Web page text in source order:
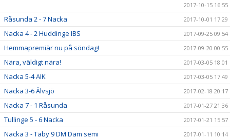
2017-10-15 16:55
Råsunda 2 - 7 Nacka 2017-10-01 17:29
Nacka 4 - 2 Huddinge IBS 2017-09-25 09:54
Hemmapremiär nu på söndag! 2017-09-20 00:55
Nära, väldigt nära! 2017-03-05 18:01
Nacka 5-4 AIK 2017-03-05 17:49
Nacka 3-6 Älvsjö 2017-02-18 20:17
Nacka 7 - 1 Råsunda 2017-01-27 21:36
Tullinge 5 - 6 Nacka 2017-01-21 15:57
Nacka 3 - Täby 9 DM Dam semi 2017-01-11 10:14